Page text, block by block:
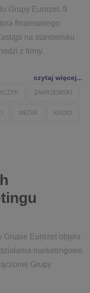
Grupy Eurozet. 9
finansowego
na stanowisku
z firmy.
czytaj więcej...
ZAKRZEWSKI
MEDIA RADIO
Eurozet objęła
marketingowe
Grupy